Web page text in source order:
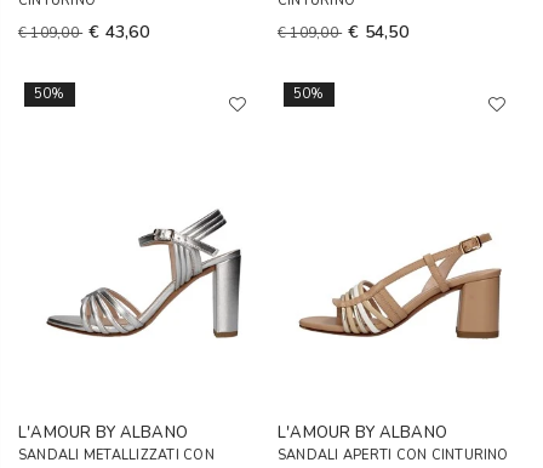
€ 109,00 € 43,60 € 109,00 € 54,50
50%
L'AMOUR BY ALBANO
SANDALI METALLIZZATI CON
50%
L'AMOUR BY ALBANO
SANDALI APERTI CON CINTURINO